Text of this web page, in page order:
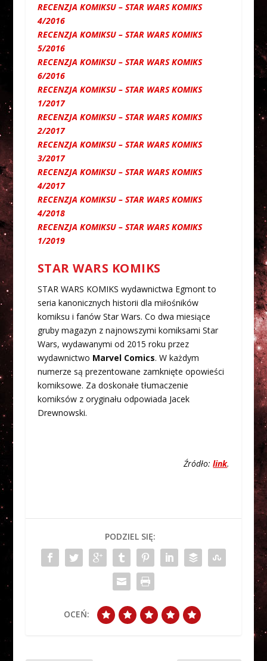
RECENZJA KOMIKSU – STAR WARS KOMIKS
4/2016
RECENZJA KOMIKSU – STAR WARS KOMIKS
5/2016
RECENZJA KOMIKSU – STAR WARS KOMIKS
6/2016
RECENZJA KOMIKSU – STAR WARS KOMIKS
1/2017
RECENZJA KOMIKSU – STAR WARS KOMIKS
2/2017
RECENZJA KOMIKSU – STAR WARS KOMIKS
3/2017
RECENZJA KOMIKSU – STAR WARS KOMIKS
4/2017
RECENZJA KOMIKSU – STAR WARS KOMIKS
4/2018
RECENZJA KOMIKSU – STAR WARS KOMIKS
1/2019
STAR WARS KOMIKS
STAR WARS KOMIKS wydawnictwa Egmont to
seria kanonicznych historii dla miłośników
komiksu i fanów Star Wars. Co dwa miesiące
gruby magazyn z najnowszymi komiksami Star
Wars, wydawanymi od 2015 roku przez
wydawnictwo Marvel Comics. W każdym
numerze są prezentowane zamknięte opowieści
komiksowe. Za doskonałe tłumaczenie
komiksów z oryginału odpowiada Jacek
Drewnowski.
Źródło:link.
PODZIEL SIĘ:
OCEŃ: